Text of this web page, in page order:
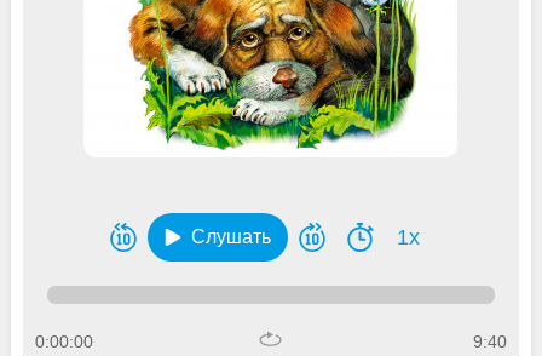
Слушать 1x
0:00:00 9:40